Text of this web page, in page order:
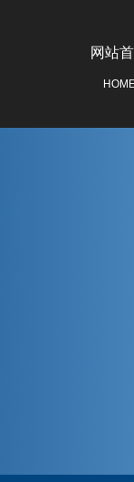
网站